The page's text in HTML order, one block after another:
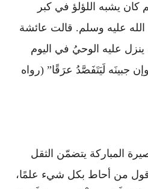
يشبه اللؤلؤ في كبر
عليه وسلم. قالت عائشة
ينزل عليه الوحيُ في اليوم
جبينَه لَيَتَفَصَّدُ عرَقًا” (رواه
المباركة يتضمّن الثقل
قول من أحاط بكل شيء علمًا،